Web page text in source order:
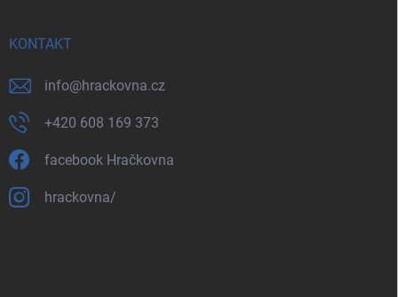
KONTAKT
info@hrackovna.cz
+420 608 169 373
facebook Hračkovna
hrackovna/